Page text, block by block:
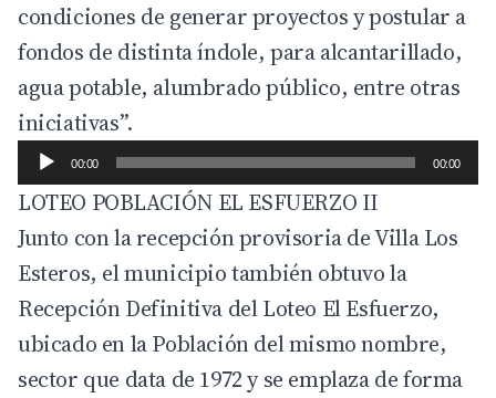
condiciones de generar proyectos y postular a
fondos de distinta índole, para alcantarillado,
agua potable, alumbrado público, entre otras
iniciativas”.
00:00 00:00
LOTEO POBLACIÓN EL ESFUERZO II
Junto con la recepción provisoria de Villa Los
Esteros, el municipio también obtuvo la
Recepción Definitiva del Loteo El Esfuerzo,
ubicado en la Población del mismo nombre,
sector que data de 1972 y se emplaza de forma